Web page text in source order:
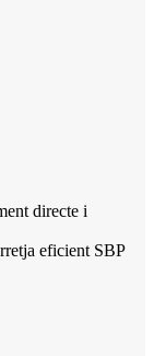
directe i
eficient SBP